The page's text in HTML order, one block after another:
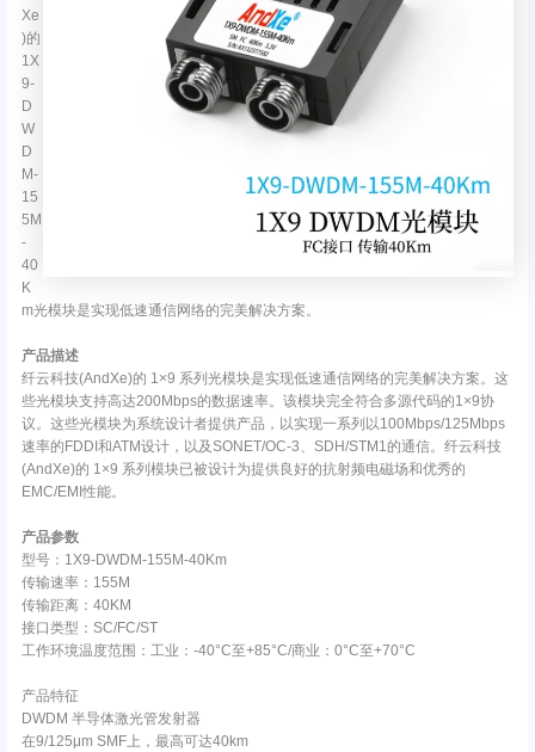
Xe
)的
1X
9-
D
W
D
M-
15
5M
-
40
K
m光模块是实现低速通信网络的完美解决方案。
产品描述
纤云科技(AndXe)的 1×9 系列光模块是实现低速通信网络的完美解决方案。这
些光模块支持高达200Mbps的数据速率。该模块完全符合多源代码的1×9协
议。这些光模块为系统设计者提供产品，以实现一系列以100Mbps/125Mbps
速率的FDDI和ATM设计，以及SONET/OC-3、SDH/STM1的通信。纤云科技
(AndXe)的 1×9 系列模块已被设计为提供良好的抗射频电磁场和优秀的
EMC/EMI性能。
产品参数
型号：1X9-DWDM-155M-40Km
传输速率：155M
传输距离：40KM
接口类型：SC/FC/ST
工作环境温度范围：工业：-40°C至+85°C/商业：0°C至+70°C
产品特征
DWDM 半导体激光管发射器
在9/125μm SMF上，最高可达40km